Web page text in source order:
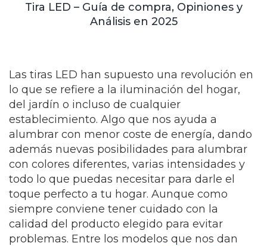
Tira LED – Guía de compra, Opiniones y
Análisis en 2025
Las tiras LED han supuesto una revolución en
lo que se refiere a la iluminación del hogar,
del jardín o incluso de cualquier
establecimiento. Algo que nos ayuda a
alumbrar con menor coste de energía, dando
además nuevas posibilidades para alumbrar
con colores diferentes, varias intensidades y
todo lo que puedas necesitar para darle el
toque perfecto a tu hogar. Aunque como
siempre conviene tener cuidado con la
calidad del producto elegido para evitar
problemas. Entre los modelos que nos dan